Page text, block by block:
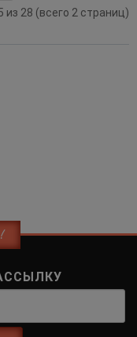
из 28 (всего 2 страниц)